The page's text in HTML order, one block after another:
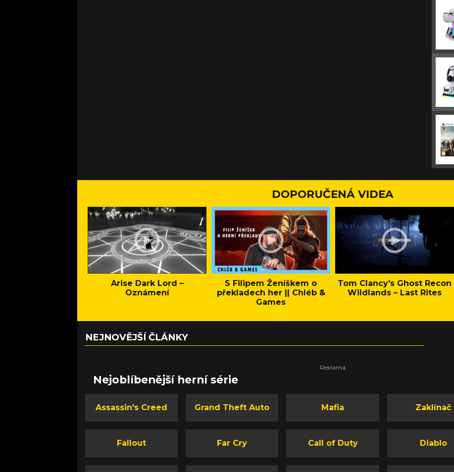
DOPORUČENÁ VIDEA
Arise Dark Lord –
Oznámení
S Filipem Ženíškem o
překladech her || Chléb &
Games
Tom Clancy's Ghost Recon
Wildlands – Last Rites
NEJNOVĚJŠÍ ČLÁNKY
Nejoblíbenější herní série
Assassin's Creed Grand Theft Auto Mafia Zaklínač
Fallout Far Cry Call of Duty Diablo